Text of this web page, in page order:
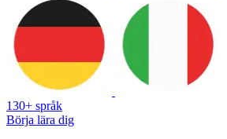
130+ språk
Börja lära dig